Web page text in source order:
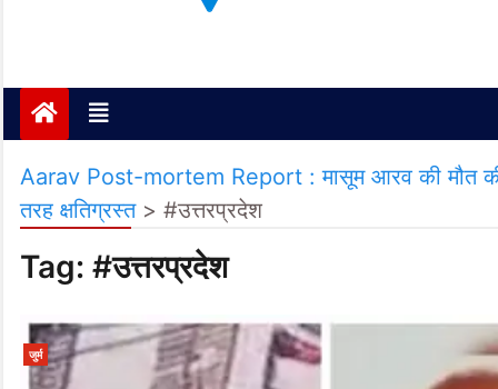
Aarav Post-mortem Report : मासूम आरव की मौत की
तरह क्षतिग्रस्त> #उत्तरप्रदेश
Tag: #उत्तरप्रदेश
जुर्म